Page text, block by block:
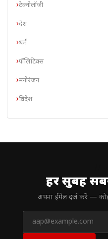
टेक्नोलॉजी
देश
धर्म
पॉलिटिक्स
मनोरंजन
विदेश
हर सुबह
अपना ईमेल दर्ज करें —